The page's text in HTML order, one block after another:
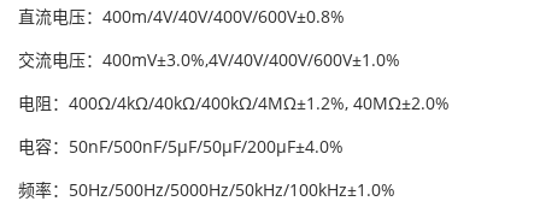
直流电压：400m/4V/40V/400V/600V±0.8%
交流电压：400mV±3.0%,4V/40V/400V/600V±1.0%
电阻：400Ω/4kΩ/40kΩ/400kΩ/4MΩ±1.2%, 40MΩ±2.0%
电容：50nF/500nF/5μF/50μF/200μF±4.0%
频率：50Hz/500Hz/5000Hz/50kHz/100kHz±1.0%